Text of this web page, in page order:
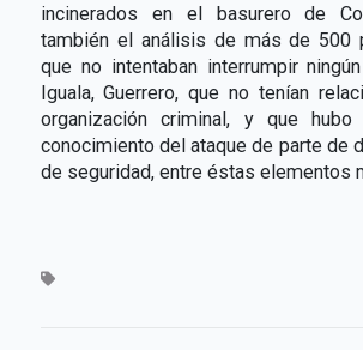
incinerados en el basurero de
también el análisis de más de 500
que no intentaban interrumpir
Iguala, Guerrero, que no tenían
organización criminal, y que hubo
conocimiento del ataque de parte de
de seguridad, entre éstas elementos